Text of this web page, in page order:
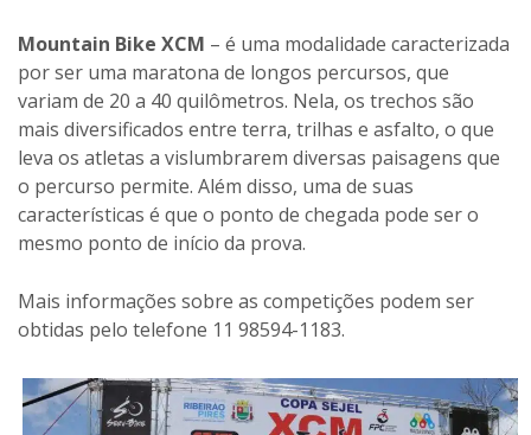
Mountain Bike XCM – é uma modalidade caracterizada
por ser uma maratona de longos percursos, que
variam de 20 a 40 quilômetros. Nela, os trechos são
mais diversificados entre terra, trilhas e asfalto, o que
leva os atletas a vislumbrarem diversas paisagens que
o percurso permite. Além disso, uma de suas
características é que o ponto de chegada pode ser o
mesmo ponto de início da prova.
Mais informações sobre as competições podem ser
obtidas pelo telefone 11 98594-1183.